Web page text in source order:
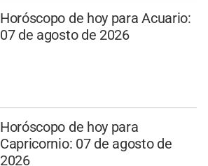
Horóscopo de hoy para Acuario:
07 de agosto de 2026
Horóscopo de hoy para
Capricornio: 07 de agosto de
2026